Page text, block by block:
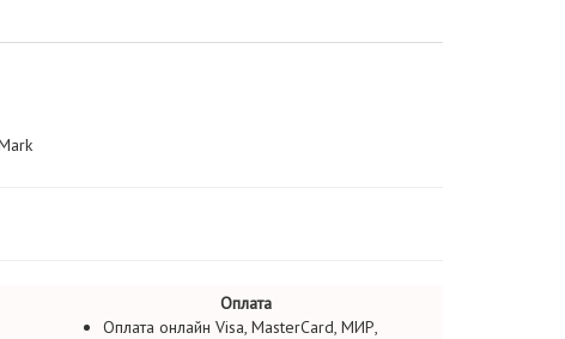
Оплата
Оплата онлайн Visa, MasterCard, МИР,